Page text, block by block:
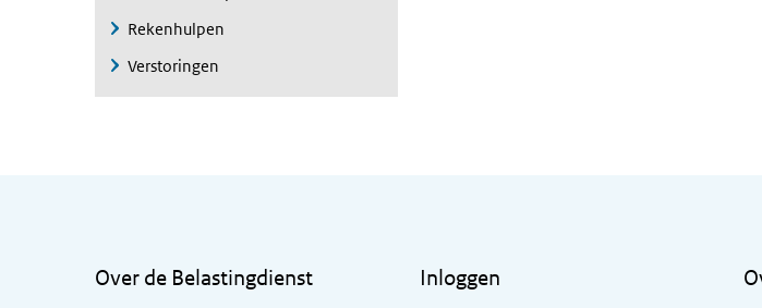
Rekenhulpen
Verstoringen
Over de Belastingdienst Inloggen